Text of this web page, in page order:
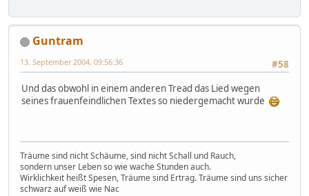
Guntram
#58
13. September 2004, 09:56:36
Und das obwohl in einem anderen Tread das Lied wegen
seines frauenfeindlichen Textes so niedergemacht wurde
Träume sind nicht Schäume, sind nicht Schall und Rauch,
sondern unser Leben so wie wache Stunden auch.
Wirklichkeit heißt Spesen, Träume sind Ertrag. Träume sind uns sicher
schwarz auf weiß wie Nac